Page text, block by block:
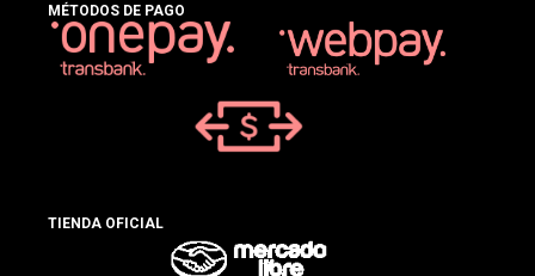
MÉTODOS DE PAGO
TIENDA OFICIAL